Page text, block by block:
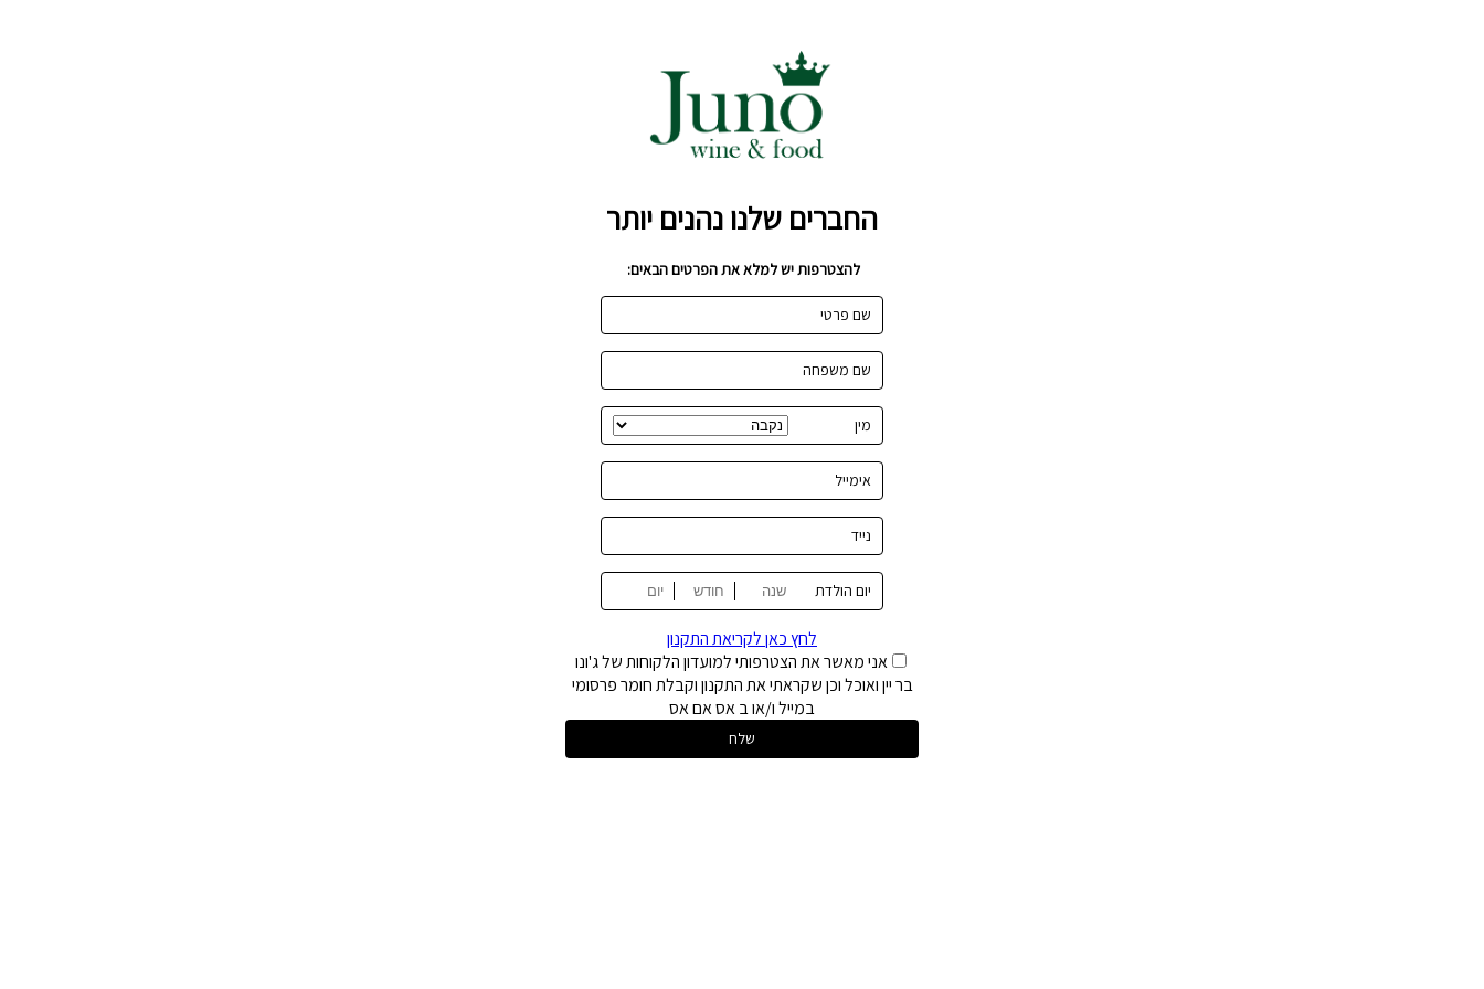
החברים שלנו נהנים יותר
להצטרפות יש למלא את הפרטים הבאים:
שם פרטי
שם משפחה
מין
אימייל
נייד
יום הולדת
לחץ כאן לקריאת התקנון
אני מאשר את הצטרפותי למועדון הלקוחות של ג'ונו
בר יין ואוכל וכן שקראתי את התקנון וקבלת חומר פרסומי
במייל ו/או ב אס אם אס
שלח